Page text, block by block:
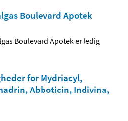
Boulevard Apotek
Boulevard Apotek er ledig
for Mydriacyl,
Abboticin, Indivina,